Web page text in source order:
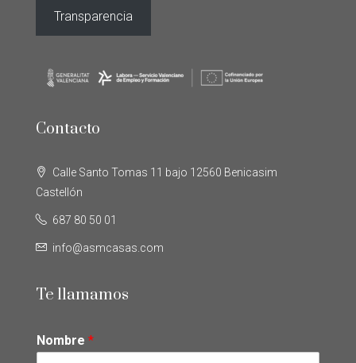
Transparencia
Contacto
Calle Santo Tomas 11 bajo 12560 Benicasim
Castellón
687 80 50 01
info@asmcasas.com
Te llamamos
Nombre *